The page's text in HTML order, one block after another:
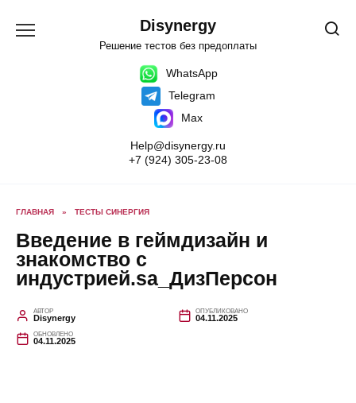
содержанию
Disynergy
Решение тестов без предоплаты
WhatsApp
Telegram
Max
Help@disynergy.ru
+7 (924) 305-23-08
ГЛАВНАЯ » ТЕСТЫ СИНЕРГИЯ
Введение в геймдизайн и
знакомство с
индустрией.sa_ДизПерсон
АВТОР
Disynergy
ОПУБЛИКОВАНО
04.11.2025
ОБНОВЛЕНО
04.11.2025